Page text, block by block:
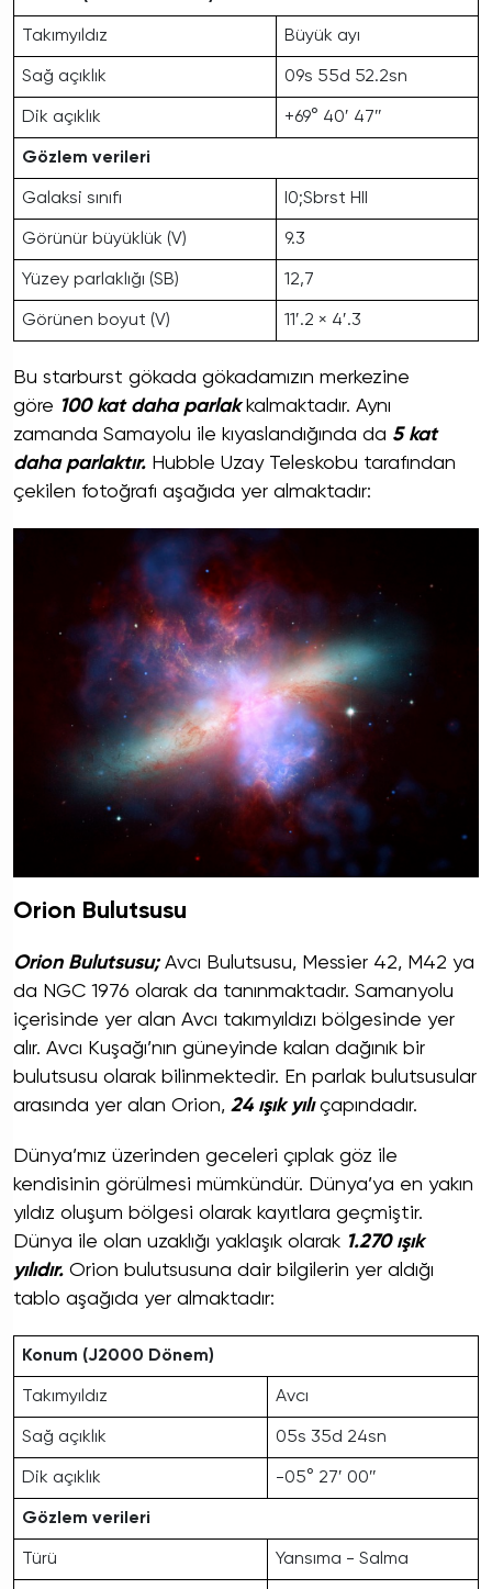
Takımyıldız Büyük ayı
Sağ açıklık 09s 55d 52.2sn
Dik açıklık +69° 40′ 47″
Gözlem verileri
Galaksi sınıfı I0;Sbrst HII
Görünür büyüklük (V) 9.3
Yüzey parlaklığı (SB) 12,7
Görünen boyut (V) 11′.2 × 4′.3
Bu starburst gökada gökadamızın merkezine
göre 100 kat daha parlakkalmaktadır. Aynı
zamanda Samayolu ile kıyaslandığında da 5 kat
daha parlaktır. Hubble Uzay Teleskobu tarafından
çekilen fotoğrafı aşağıda yer almaktadır:
Orion Bulutsusu
Orion Bulutsusu; Avcı Bulutsusu, Messier 42, M42 ya
da NGC 1976 olarak da tanınmaktadır. Samanyolu
içerisinde yer alan Avcı takımyıldızı bölgesinde yer
alır. Avcı Kuşağı’nın güneyinde kalan dağınık bir
bulutsusu olarak bilinmektedir. En parlak bulutsusular
arasında yer alan Orion, 24 ışık yılıçapındadır.
Dünya’mız üzerinden geceleri çıplak göz ile
kendisinin görülmesi mümkündür. Dünya’ya en yakın
yıldız oluşum bölgesi olarak kayıtlara geçmiştir.
Dünya ile olan uzaklığı yaklaşık olarak 1.270 ışık
yılıdır. Orion bulutsusuna dair bilgilerin yer aldığı
tablo aşağıda yer almaktadır:
Konum (J2000 Dönem)
Takımyıldız Avcı
Sağ açıklık 05s 35d 24sn
Dik açıklık -05° 27′ 00″
Gözlem verileri
Türü Yansıma - Salma